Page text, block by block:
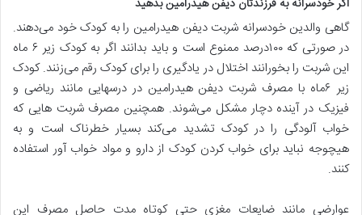
گاهی والدین خودسرانه شربت دیفن هیدرامین را به کودک خود می‌دهند.
در صورتی که ۱۰۰درصد ممنوع است و باید بدانند اگر به کودک زیر ۶ ماه
این شربت را بخورانند اختلال در یادگیری را برای کودک رقم می‌زنند. کودک
زیر ۶ماه با مصرف شربت دیفن هیدرامین در درسهایی مانند ریاضی و
فیزیک در آینده دچار مشکل می‌شوند. همچنین مصرف شربت هایی که
خواب آلودگی را در کودک تشدید می‌کند بسیار خطرناک است و به
هیچوجه نباید برای خواب کردن کودک از دارو و مواد خواب آور استفاده
کنند.
عوارضی مانند ضایعات مغزی حتی کوتاه مدت حاصل مصرف این